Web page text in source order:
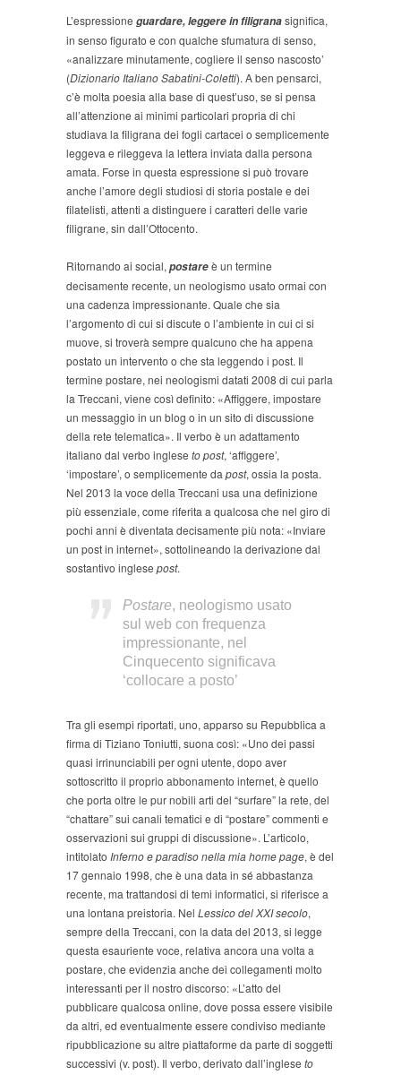
L’espressione guardare, leggere in filigranasignifica,
in senso figurato e con qualche sfumatura di senso,
«analizzare minutamente, cogliere il senso nascosto’
(Dizionario Italiano Sabatini-Coletti). A ben pensarci,
c’è molta poesia alla base di quest’uso, se si pensa
all’attenzione ai minimi particolari propria di chi
studiava la filigrana dei fogli cartacei o semplicemente
leggeva e rileggeva la lettera inviata dalla persona
amata. Forse in questa espressione si può trovare
anche l’amore degli studiosi di storia postale e dei
filatelisti, attenti a distinguere i caratteri delle varie
filigrane, sin dall’Ottocento.
Ritornando ai social, postareè un termine
decisamente recente, un neologismo usato ormai con
una cadenza impressionante. Quale che sia
l’argomento di cui si discute o l’ambiente in cui ci si
muove, si troverà sempre qualcuno che ha appena
postato un intervento o che sta leggendo i post. Il
termine postare, nei neologismi datati 2008 di cui parla
la Treccani, viene così definito: «Affiggere, impostare
un messaggio in un blog o in un sito di discussione
della rete telematica». Il verbo è un adattamento
italiano dal verbo inglese to post, ‘affiggere’,
‘impostare’, o semplicemente da post, ossia la posta.
Nel 2013 la voce della Treccani usa una definizione
più essenziale, come riferita a qualcosa che nel giro di
pochi anni è diventata decisamente più nota: «Inviare
un post in internet», sottolineando la derivazione dal
sostantivo inglese post.
Postare, neologismo usato
sul web con frequenza
impressionante, nel
Cinquecento significava
‘collocare a posto’
Tra gli esempi riportati, uno, apparso su Repubblica a
firma di Tiziano Toniutti, suona così: «Uno dei passi
quasi irrinunciabili per ogni utente, dopo aver
sottoscritto il proprio abbonamento internet, è quello
che porta oltre le pur nobili arti del “surfare” la rete, del
“chattare” sui canali tematici e di “postare” commenti e
osservazioni sui gruppi di discussione». L’articolo,
intitolato Inferno e paradiso nella mia home page, è del
17 gennaio 1998, che è una data in sé abbastanza
recente, ma trattandosi di temi informatici, si riferisce a
una lontana preistoria. Nel Lessico del XXI secolo,
sempre della Treccani, con la data del 2013, si legge
questa esauriente voce, relativa ancora una volta a
postare, che evidenzia anche dei collegamenti molto
interessanti per il nostro discorso: «L’atto del
pubblicare qualcosa online, dove possa essere visibile
da altri, ed eventualmente essere condiviso mediante
ripubblicazione su altre piattaforme da parte di soggetti
successivi (v. post). Il verbo, derivato dall’inglese to